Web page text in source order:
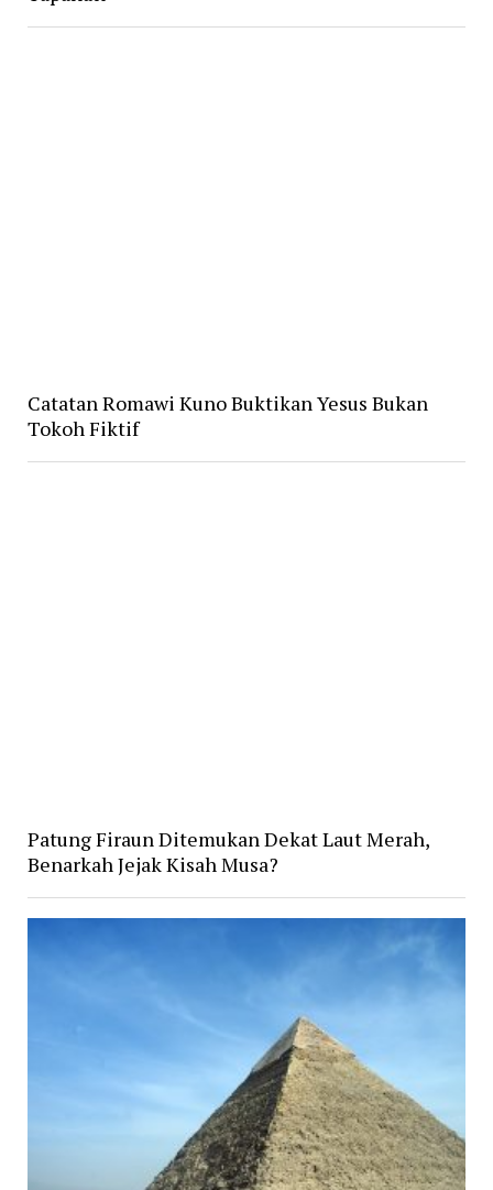
Catatan Romawi Kuno Buktikan Yesus Bukan
Tokoh Fiktif
Patung Firaun Ditemukan Dekat Laut Merah,
Benarkah Jejak Kisah Musa?